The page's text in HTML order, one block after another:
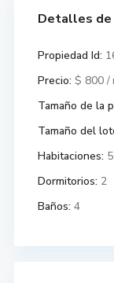
Detalles de
Propiedad Id:
Precio: $ 800/
Tamaño de la
Tamaño del
Habitaciones: 5
Dormitorios: 2
Baños: 4